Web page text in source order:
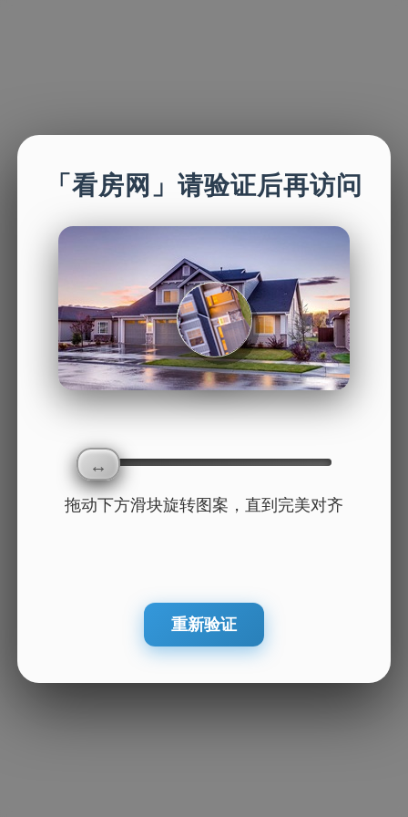
「看房网」请验证后再访问
拖动下方滑块旋转图案，直到完美对齐
重新验证